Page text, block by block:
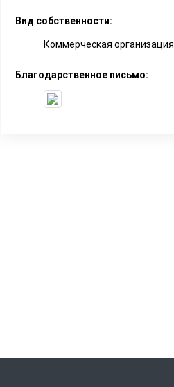
Вид собственности:
Коммерческая организация
Благодарственное письмо: